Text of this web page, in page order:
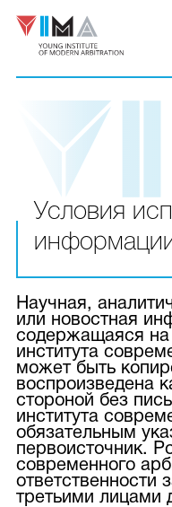
Условия
Научная,
или новостная
содержащаяся на
института
может быть
воспроизведена
стороной без
института
обязательным
первоисточник.
современного
ответственности
третьими лицами